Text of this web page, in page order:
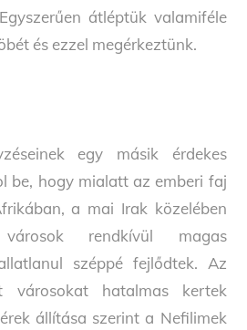
átléptük valamiféle
és ezzel megérkeztünk.
egy másik érdekes
be, hogy mialatt az emberi faj
a mai Irak közelében
rendkívül magas
széppé fejlődtek. Az
városokat hatalmas kertek
állítása szerint a Nefilimek